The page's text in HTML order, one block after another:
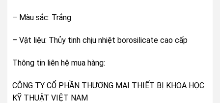
– Màu sắc: Trắng
– Vật liệu: Thủy tinh chịu nhiệt borosilicate cao cấp
Thông tin liên hệ mua hàng:
CÔNG TY CỔ PHẦN THƯƠNG MẠI THIẾT BỊ KHOA HỌC
KỸ THUẬT VIỆT NAM